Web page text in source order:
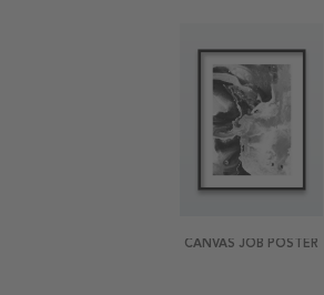
CANVAS JOB POSTER